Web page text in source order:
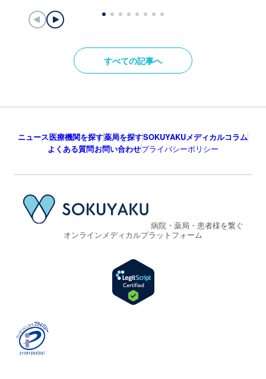
すべての記事へ
ニュース医療機関を探す薬局を探すSOKUYAKUメディカルコラム
よくある質問お問い合わせプライバシーポリシー
病院・薬局・患者様を繋ぐ
オンラインメディカルプラットフォーム